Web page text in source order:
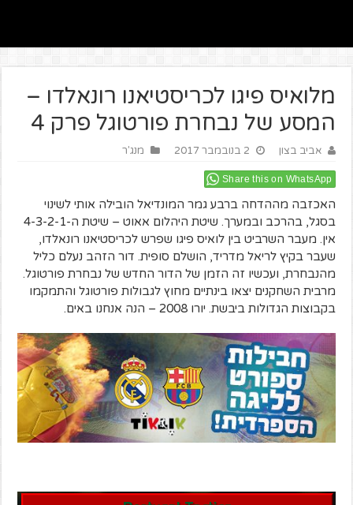
מלואיס פיגו לכריסטיאנו רונאלדו –
המסע של נבחרת פורטוגל פרק 4
אביב בצון 2 בנובמבר 2017 מנג'ר
Share this on WhatsApp
האכזבה מההדחה ברבע גמר המונדיאל הובילה אותי לשינוי
בסגל, בהרכב ובמערך. שיטת היהלום אאוט – שיטת ה-4-3-2-1
אין. מעבר השרביט בין לואיס פיגו שפרש לכריסטיאנו רונאלדו,
שעבר בקיץ לריאל מדריד, הושלם סופית. דור הזהב נעלם כליל
מהנבחרת, ועכשיו זה הזמן של הדור החדש של נבחרת פורטוגל.
מרבית השחקנים יצאו בינתיים מחוץ לגבולות פורטוגל והתמקמו
בקבוצות הגדולות ביבשת. יורו 2008 – הנה אנחנו באים.